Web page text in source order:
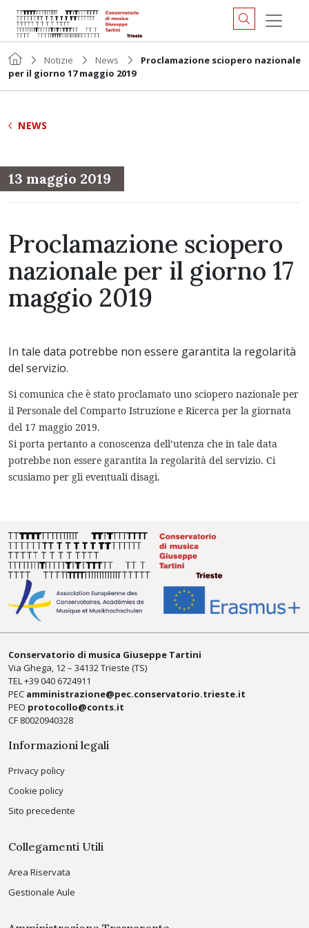
Notizie News
Proclamazione sciopero nazionale
per il giorno 17 maggio 2019
NEWS
13 maggio 2019
Proclamazione sciopero
nazionale per il giorno 17
maggio 2019
In tale data potrebbe non essere garantita la regolarità
del servizio.
Si comunica che è stato proclamato uno sciopero nazionale per
il Personale del Comparto Istruzione e Ricerca per la giornata
del 17 maggio 2019.
Si porta pertanto a conoscenza dell’utenza che in tale data
potrebbe non essere garantita la regolarità del servizio. Ci
scusiamo per gli eventuali disagi.
Conservatorio di musica Giuseppe Tartini
Via Ghega, 12 – 34132 Trieste (TS)
TEL +39040 6724911
PEC amministrazione@pec.conservatorio.trieste.it
PEO protocollo@conts.it
CF 80020940328
Informazioni legali
Privacy policy
Cookie policy
Sito precedente
Collegamenti Utili
Area Riservata
Gestionale Aule